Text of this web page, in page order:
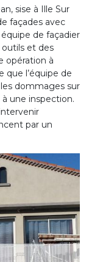
sise à Ille Sur
façades avec
de façadier
et des
opération à
que l’équipe de
dommages sur
à une inspection.
par un